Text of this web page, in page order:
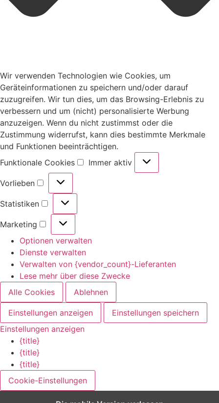
Wir verwenden Technologien wie Cookies, um
Geräteinformationen zu speichern und/oder darauf
zuzugreifen. Wir tun dies, um das Browsing-Erlebnis zu
verbessern und um (nicht) personalisierte Werbung
anzuzeigen. Wenn du nicht zustimmst oder die
Zustimmung widerrufst, kann dies bestimmte Merkmale
und Funktionen beeinträchtigen.
Funktionale Cookies
Immer aktiv
Vorlieben
Statistiken
Marketing
Optionen verwalten
Dienste verwalten
Verwalten von {vendor_count}-Lieferanten
Lese mehr über diese Zwecke
Alle Cookies
Ablehnen
Einstellungen anzeigen
Einstellungen speichern
Einstellungen anzeigen
{title}
{title}
{title}
Cookie-Einstellungen